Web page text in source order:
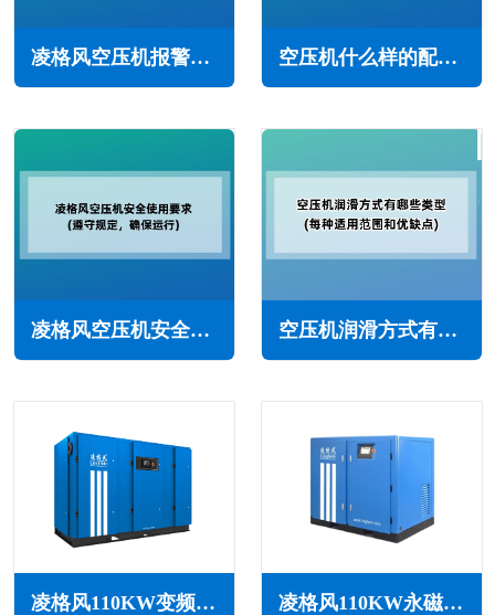
凌格风空压机报警油滤使用时间到怎么办(需要立即处理) 空压机什么样的配置算是优秀的(应该如何评估配置的质量)
凌格风空压机安全使用要求(遵守规定，确保运行) 空压机润滑方式有哪些类型(每种适用范围和优缺点)
凌格风110KW变频空压机LSV系列 凌格风110KW永磁变频无油水润滑空压机LSW PM系列